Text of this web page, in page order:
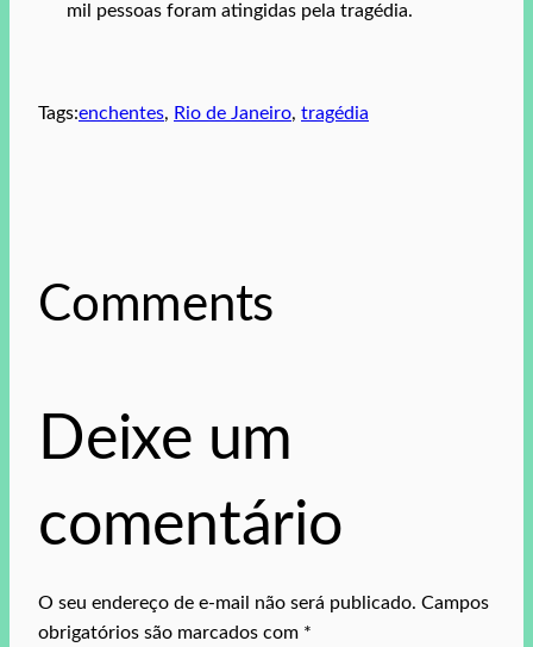
mil pessoas foram atingidas pela tragédia.
Tags:enchentes, Rio de Janeiro, tragédia
Comments
Deixe um
comentário
O seu endereço de e-mail não será publicado. Campos
obrigatórios são marcados com *